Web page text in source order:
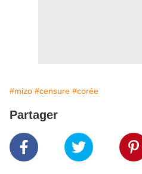
#mizo #censure #corée
Partager